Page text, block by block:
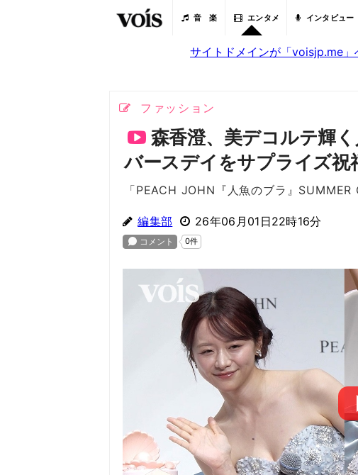
音 楽 エンタメ インタビュー
サイトドメインが「voisjp.me」
ファッション
森香澄、美デコルテ輝
バースデイをサプライズ祝
「PEACH JOHN『人魚のブラ』SUMMER
編集部 26年06月01日22時16分